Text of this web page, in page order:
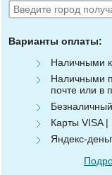
Варианты оплаты:
Наличными
Наличными
почте или в
Карты VISA |
Яндекс-